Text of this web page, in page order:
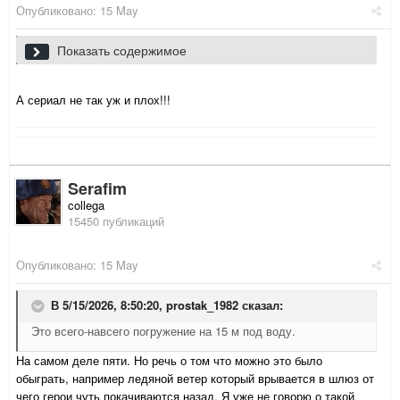
Опубликовано: 15 May
В 5/15/2026, 8:27:09,Serafim
Показать содержимое
А сериал не так уж и плох!!!
Serafim
collega
15450 публикаций
Опубликовано: 15 May
В 5/15/2026, 8:50:20, prostak_1982 сказал:
Это всего-навсего погружение на 15 м под воду.
На самом деле пяти. Но речь о том что можно это было
обыграть, например ледяной ветер который врывается в шлюз от
чего герои чуть покачиваются назад. Я уже не говорю о такой